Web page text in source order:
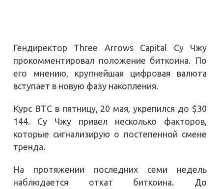
Гендиректор Three Arrows Capital Су Чжу
прокомментировал положение биткоина. По
его мнению, крупнейшая цифровая валюта
вступает в новую фазу накопления.
Курс BTC в пятницу, 20 мая, укрепился до $30
144. Су Чжу привел несколько факторов,
которые сигнализирую о постепенной смене
тренда.
На протяжении последних семи недель
наблюдается откат биткоина. До